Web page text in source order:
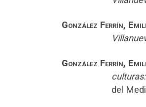
González Ferrín,
González Ferrín,
del